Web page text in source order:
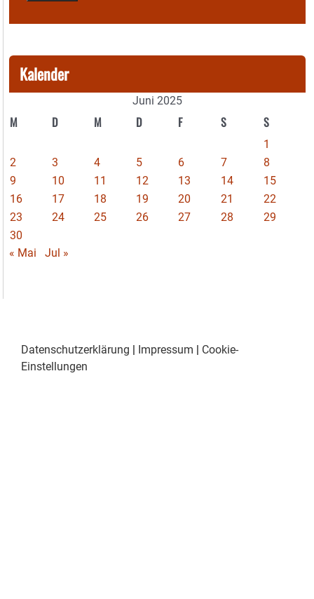
Kalender
Juni 2025
M D M D F S S
1
2
3 4 5 6 7
8
9
10 11 12 13 14
15
16
17 18 19 20 21
22
23
24 25 26 27 28
29
30
« Mai
Jul »
Datenschutzerklärung Impressum
Cookie-
Einstellungen